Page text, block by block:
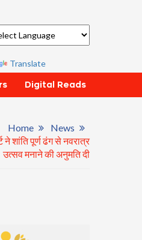
Translate
Digital Reads
Home
News
शांति पूर्ण ढंग से नवरात्र
उत्सव मनाने की अनुमति दी